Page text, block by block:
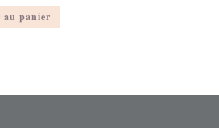
panier